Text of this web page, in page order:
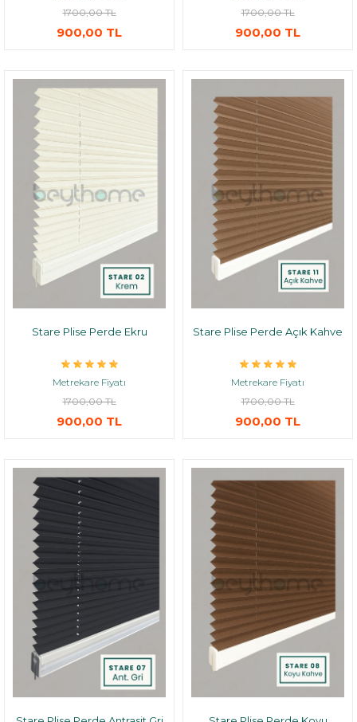
1700,00 TL
900,00 TL
1700,00 TL
900,00 TL
Stare Plise Perde Ekru
Metrekare Fiyatı
1700,00 TL
900,00 TL
Stare Plise Perde Açık Kahve
Metrekare Fiyatı
1700,00 TL
900,00 TL